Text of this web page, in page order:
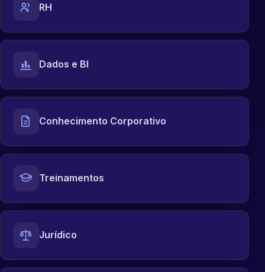
RH
Dados e BI
Conhecimento Corporativo
Treinamentos
Jurídico